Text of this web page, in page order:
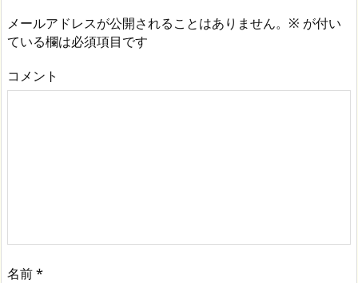
メールアドレスが公開されることはありません。 ※ が付い
ている欄は必須項目です
コメント
名前*